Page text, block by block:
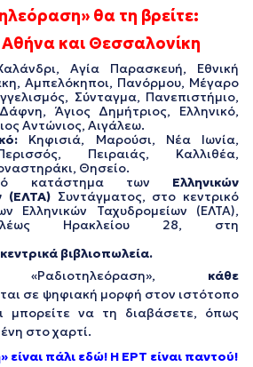
θα τη βρείτε:
και Θεσσαλονίκη
Αγία Παρασκευή, Εθνική
Αμπελόκηποι, Πανόρμου, Μέγαρο
Σύνταγμα, Πανεπιστήμιο,
Άγιος Δημήτριος, Ελληνικό,
Αντώνιος, Αιγάλεω.
Κηφισιά, Μαρούσι, Νέα Ιωνία,
Πειραιάς, Καλλιθέα,
Θησείο.
κατάστημα των Ελληνικών
(ΕΛΤΑ)Συντάγματος, στο κεντρικό
Ελληνικών Ταχυδρομείων (ΕΛΤΑ),
Ηρακλείου 28, στη
κεντρικά βιβλιοπωλεία.
κάθε
σε ψηφιακή μορφή στον ιστότοπο
μπορείτε να τη διαβάσετε, όπως
στο χαρτί.
πάλι εδώ! Η ΕΡΤ είναι παντού!